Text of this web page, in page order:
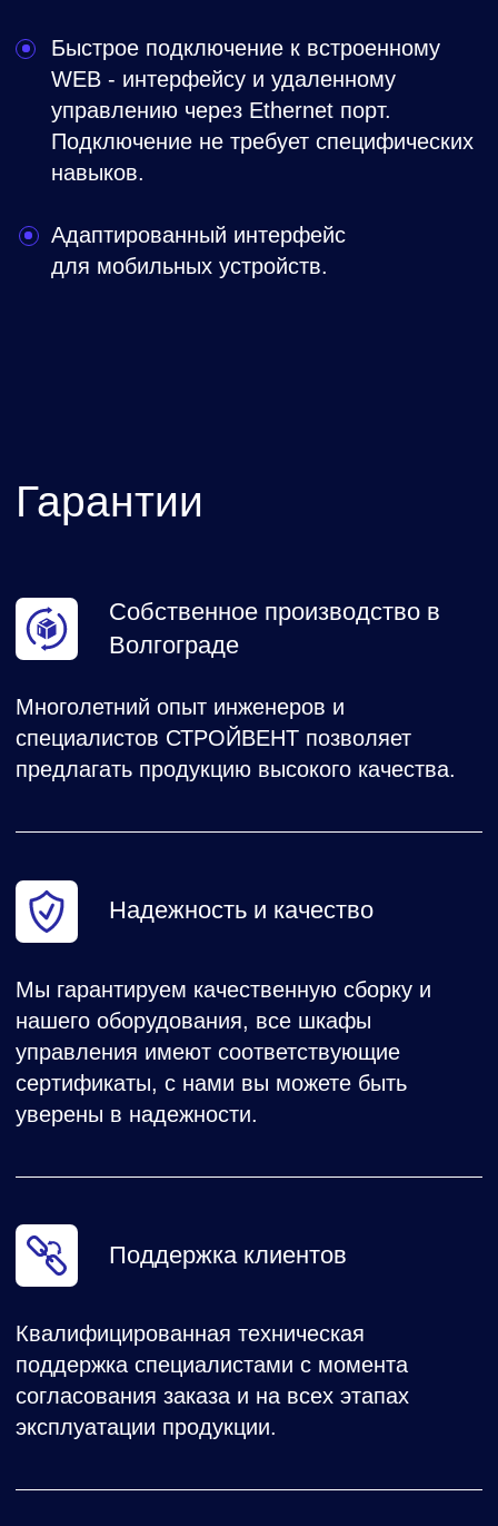
Поддержка клиентов
поддержка специалистами с момента
согласования заказа и на всех этапах
эксплуатации продукции.
охлаждением.
Шкаф управления приточно-вытяжной
системой вентиляции с водяным
обогревом и фреоновым охлаждением.